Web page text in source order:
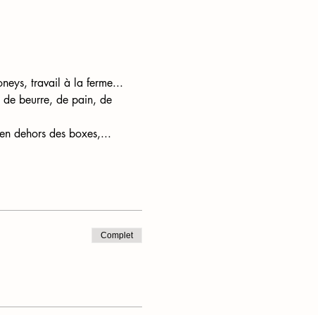
travail à la ferme...
de beurre, de pain, de
dehors des boxes,...
Complet